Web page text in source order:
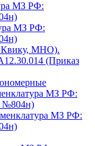
МЗ РФ:
МЗ РФ:
Квику, МНО).
(Приказ
МЗ РФ:
№804н)
МЗ РФ: